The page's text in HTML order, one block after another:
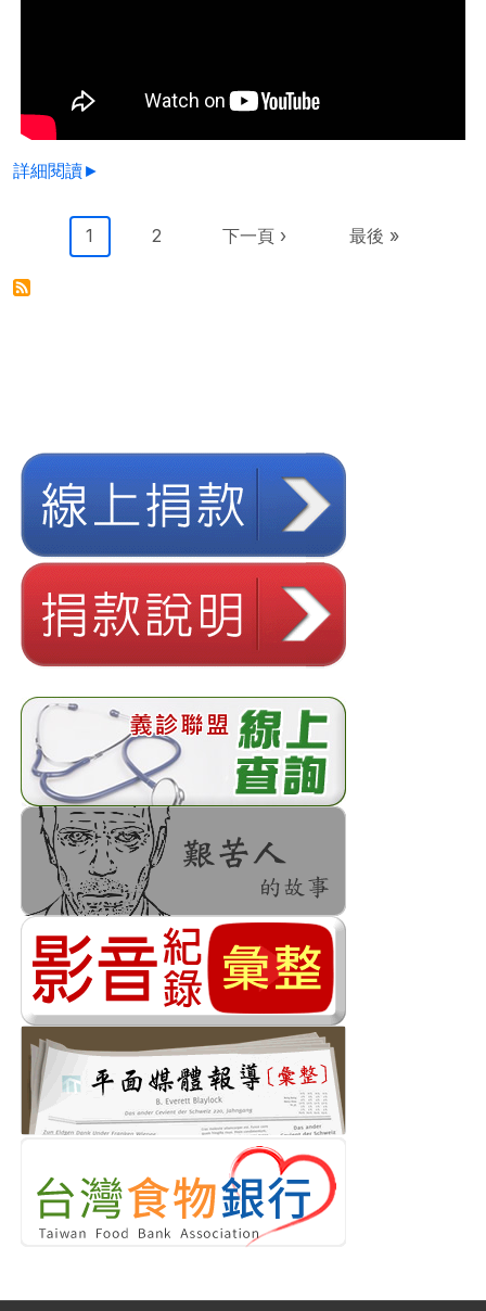
詳細閱讀►
Pagination目前頁面
1 Page
2 下一頁
下一頁 › Last page
最後 »